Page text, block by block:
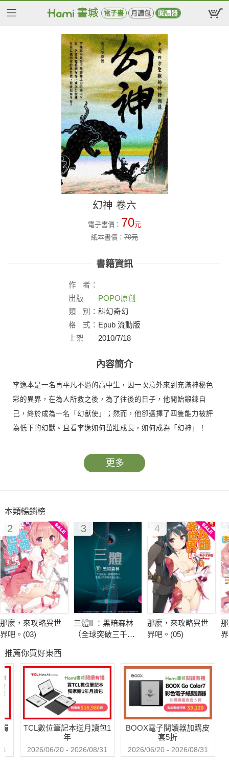
電子書 月讀包 閱讀器
幻神 卷六
電子書價： 70元
紙本書價： 70元
書籍資訊
作
者：
出版
社：
POPO原創
類
別： 科幻奇幻
格
式： Epub 流動版
上架
2010/7/18
內容簡介
李逸本是一名再平凡不過的高中生，因一次意外來到充滿神秘色
彩的異界，在為人所救之後，為了往後的日子，他開始鍛鍊自
己，終於成為一名「幻獸使」；然而，他卻選擇了四隻能力被評
為低下的幻獸。且看李逸如何茁壯成長，如何成為「幻神」！
更多
本類暢銷榜
2
那麼，來攻略異世
界吧。(03)
3
三體II ：黑暗森林
（全球突破三千萬
4
那麼，來攻略異世
界吧。(05)
推薦你買好東西
TCL數位筆記本送月讀包1
年
2026/06/20 - 2026/08/31
BOOX電子閱讀器加購皮
套5折
2026/06/20 - 2026/08/31